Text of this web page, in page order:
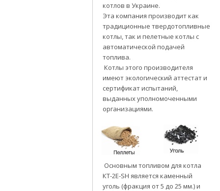
котлов в Украине.
Эта компания производит как
традиционные твердотопливные
котлы, так и пелетные котлы с
автоматической подачей
топлива.
Котлы этого производителя
имеют экологический аттестат и
сертификат испытаний,
выданных уполномоченными
организациями.
Основным топливом для котла
КТ-2Е-SH является каменный
уголь (фракция от 5 до 25 мм.) и